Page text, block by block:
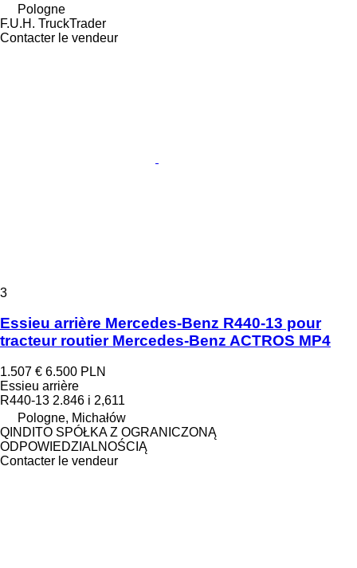
Pologne
F.U.H. TruckTrader
Contacter le vendeur
3
Essieu arrière Mercedes-Benz R440-13 pour
tracteur routier Mercedes-Benz ACTROS MP4
1.507 € 6.500 PLN
Essieu arrière
R440-13 2.846 i 2,611
Pologne, Michałów
QINDITO SPÓŁKA Z OGRANICZONĄ
ODPOWIEDZIALNOŚCIĄ
Contacter le vendeur